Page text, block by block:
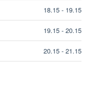
18.15 - 19.15
19.15 - 20.15
20.15 - 21.15